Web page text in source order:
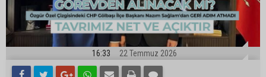
16:33 22 Temmuz 2026